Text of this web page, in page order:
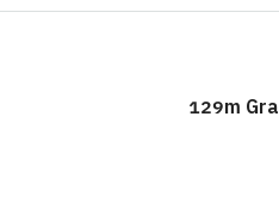
شقق للبيع, كمبوند